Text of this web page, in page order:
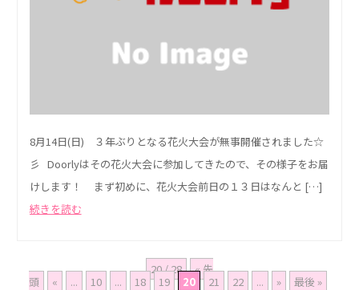
8月14日(日) ３年ぶりとなる花火大会が無事開催されました☆
彡 Doorlyはその花火大会に参加してきたので、その様子をお届
けします！ まず初めに、花火大会前日の１３日はなんと […]
続きを読む
20 / 28
« 先
頭
« ... 10 ... 18 19 20 21 22 ... » 最後 »